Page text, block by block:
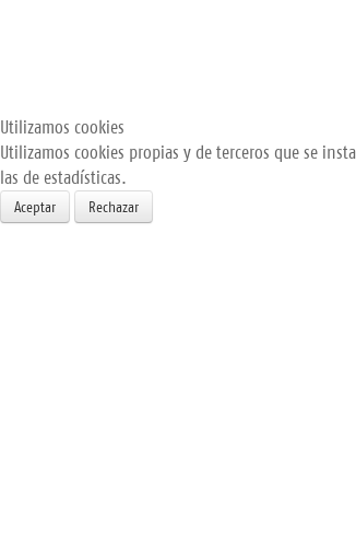
Utilizamos cookies
Utilizamos cookies propias y de terceros que se
las de estadísticas.
Aceptar Rechazar